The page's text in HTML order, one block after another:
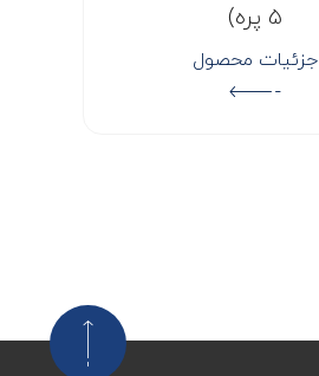
5 پره)
جزئیات محصول